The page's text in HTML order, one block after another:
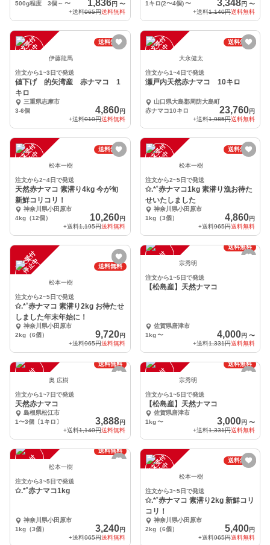
500g程度 3個～ 〜 1,836円 〜
+送料965円送料無料
1キロ(2〜4個) 〜 3,348円 〜
+送料1,140円送料無料
注
文
受
付
停
止
中
送料無料
伊藤龍馬
注文から1~3日で発送
値下げ 的矢湾産 赤ナマコ 1
キロ
三重県志摩市
3-6個
4,860円
+送料910円送料無料
注
文
受
付
停
止
中
送料無料
大永健太
注文から1~4日で発送
瀬戸内天然赤ナマコ 10キロ
山口県大島郡周防大島町
赤ナマコ10キロ
23,760円
+送料1,985円送料無料
注
文
受
付
停
止
中
送料無料
松本一樹
注文から2~4日で発送
天然赤ナマコ 素潜り4kg 今が旬
新鮮コリコリ！
神奈川県小田原市
4kg（12個）
10,260円
+送料1,195円送料無料
注
文
受
付
停
止
中
送料無料
松本一樹
注文から2~5日で発送
✩.*˚赤ナマコ1kg 素潜り漁お待た
せいたしました
神奈川県小田原市
1kg（3個）
4,860円
+送料965円送料無料
注
文
受
付
停
止
中 送料無料
松本一樹
注文から2~5日で発送
✩.*˚赤ナマコ 素潜り2kg お待たせ
しました年末年始に！
神奈川県小田原市
2kg（6個）
9,720円
+送料965円送料無料
注
文
受
付
停
止
送料無料
宗秀明
注文から1~5日で発送
【松島産】天然ナマコ
佐賀県唐津市
1kg 〜 4,000円 〜
+送料1,331円送料無料
注
文
受
付
停
止
送料無料
奥 広樹
注文から1~7日で発送
天然赤ナマコ
島根県松江市
1〜3個〔1キロ〕
3,888円
+送料1,140円送料無料
注
文
受
付
停
止
送料無料
宗秀明
注文から1~5日で発送
【松島産】天然ナマコ
佐賀県唐津市
1kg 〜 3,000円 〜
+送料1,331円送料無料
注
文
受
付
停
止
送料無料
松本一樹
注文から3~5日で発送
✩.*˚赤ナマコ1kg
神奈川県小田原市
1kg（3個）
3,240円
+送料965円送料無料
注
文
受
付
停
止
中
送料無料
松本一樹
注文から3~5日で発送
✩.*˚赤ナマコ 素潜り2kg 新鮮コリ
コリ！
神奈川県小田原市
2kg（6個）
5,400円
+送料965円送料無料